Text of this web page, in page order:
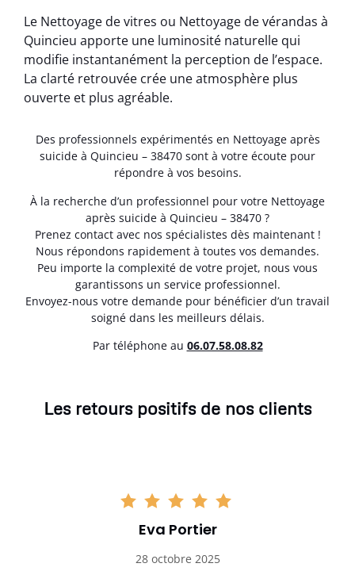
Le Nettoyage de vitres ou Nettoyage de vérandas à
Quincieu apporte une luminosité naturelle qui
modifie instantanément la perception de l’espace.
La clarté retrouvée crée une atmosphère plus
ouverte et plus agréable.
Des professionnels expérimentés en Nettoyage après
suicide à Quincieu – 38470 sont à votre écoute pour
répondre à vos besoins.
À la recherche d’un professionnel pour votre Nettoyage
après suicide à Quincieu – 38470 ?
Prenez contact avec nos spécialistes dès maintenant !
Nous répondons rapidement à toutes vos demandes.
Peu importe la complexité de votre projet, nous vous
garantissons un service professionnel.
Envoyez-nous votre demande pour bénéficier d’un travail
soigné dans les meilleurs délais.
Par téléphone au 06.07.58.08.82
Les retours positifs de nos clients
Eva Portier
28 octobre 2025